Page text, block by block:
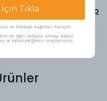
Yorum Yap
Tıkla
ve Fotokopi Kağıtları hariçtir.
ile ilgili iletişim almayı kabul
ve kabul ettiğinizi onaylarsınız.